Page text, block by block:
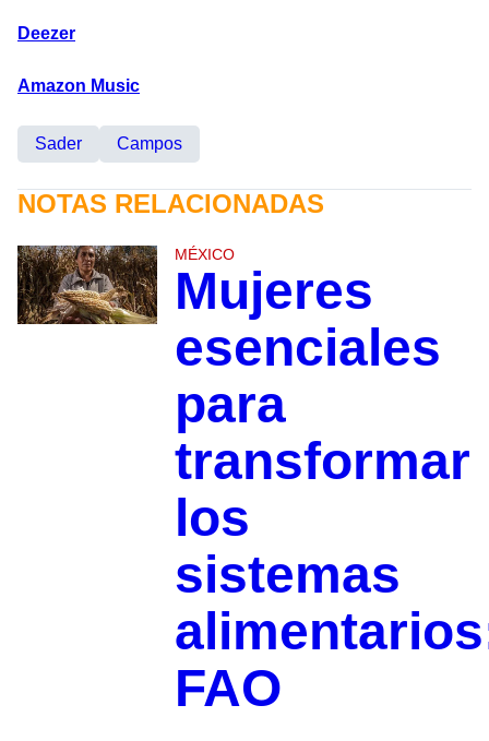
Deezer
Amazon Music
Sader Campos
NOTAS RELACIONADAS
MÉXICO
Mujeres
esenciales
para
transformar
los
sistemas
FAO